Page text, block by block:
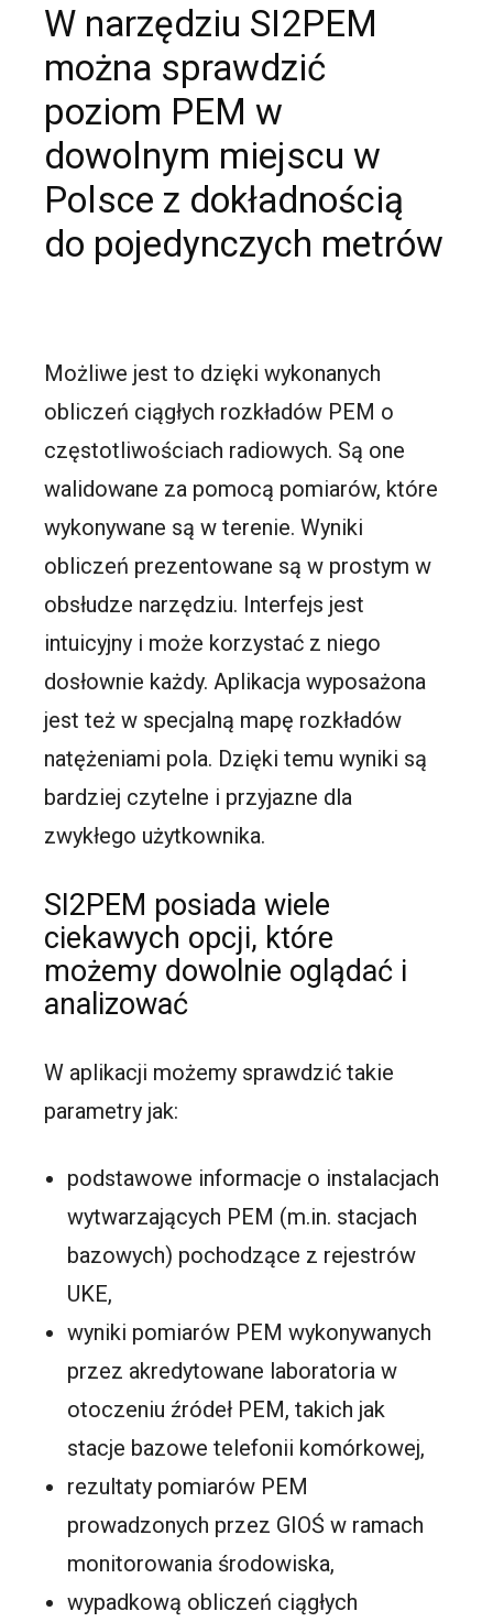
W narzędziu SI2PEM
można sprawdzić
poziom PEM w
dowolnym miejscu w
Polsce z dokładnością
do pojedynczych metrów
Możliwe jest to dzięki wykonanych
obliczeń ciągłych rozkładów PEM o
częstotliwościach radiowych. Są one
walidowane za pomocą pomiarów, które
wykonywane są w terenie. Wyniki
obliczeń prezentowane są w prostym w
obsłudze narzędziu. Interfejs jest
intuicyjny i może korzystać z niego
dosłownie każdy. Aplikacja wyposażona
jest też w specjalną mapę rozkładów
natężeniami pola. Dzięki temu wyniki są
bardziej czytelne i przyjazne dla
zwykłego użytkownika.
SI2PEM posiada wiele
ciekawych opcji, które
możemy dowolnie oglądać i
analizować
W aplikacji możemy sprawdzić takie
parametry jak:
podstawowe informacje o instalacjach
wytwarzających PEM (m.in. stacjach
bazowych) pochodzące z rejestrów
UKE,
wyniki pomiarów PEM wykonywanych
przez akredytowane laboratoria w
otoczeniu źródeł PEM, takich jak
stacje bazowe telefonii komórkowej,
rezultaty pomiarów PEM
prowadzonych przez GIOŚ w ramach
monitorowania środowiska,
wypadkową obliczeń ciągłych